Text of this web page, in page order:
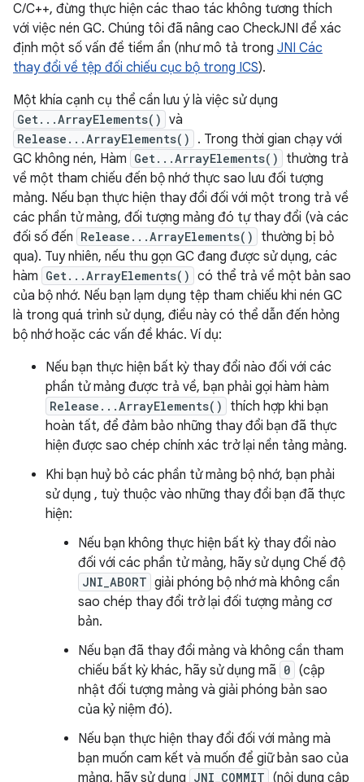
C/C++, đừng thực hiện các thao tác không tương thích
với việc nén GC. Chúng tôi đã nâng cao CheckJNI để xác
định một số vấn đề tiềm ẩn (như mô tả trong JNI Các
thay đổi về tệp đối chiếu cục bộ trong ICS).
Một khía cạnh cụ thể cần lưu ý là việc sử dụng
Get...ArrayElements() và
Release...ArrayElements()
. Trong thời gian chạy với
GC không nén, Hàm Get...ArrayElements()
thường trả
về một tham chiếu đến bộ nhớ thực sao lưu đối tượng
mảng. Nếu bạn thực hiện thay đổi đối với một trong trả về
các phần tử mảng, đối tượng mảng đó tự thay đổi (và các
đối số đến Release...ArrayElements()
thường bị bỏ
qua). Tuy nhiên, nếu thu gọn GC đang được sử dụng, các
hàm Get...ArrayElements() có thể trả về một bản sao
của bộ nhớ. Nếu bạn lạm dụng tệp tham chiếu khi nén GC
là trong quá trình sử dụng, điều này có thể dẫn đến hỏng
bộ nhớ hoặc các vấn đề khác. Ví dụ:
Nếu bạn thực hiện bất kỳ thay đổi nào đối với các
phần tử mảng được trả về, bạn phải gọi hàm hàm
Release...ArrayElements()
thích hợp khi bạn
hoàn tất, để đảm bảo những thay đổi bạn đã thực
hiện được sao chép chính xác trở lại nền tảng mảng.
Khi bạn huỷ bỏ các phần tử mảng bộ nhớ, bạn phải
sử dụng , tuỳ thuộc vào những thay đổi bạn đã thực
hiện:
Nếu bạn không thực hiện bất kỳ thay đổi nào
đối với các phần tử mảng, hãy sử dụng Chế độ
JNI_ABORT giải phóng bộ nhớ mà không cần
sao chép thay đổi trở lại đối tượng mảng cơ
bản.
Nếu bạn đã thay đổi mảng và không cần tham
chiếu bất kỳ khác, hãy sử dụng mã 0 (cập
nhật đối tượng mảng và giải phóng bản sao
của kỷ niệm đó).
Nếu bạn thực hiện thay đổi đối với mảng mà
bạn muốn cam kết và muốn để giữ bản sao của
mảng, hãy sử dụng JNI_COMMIT (nội dung cập